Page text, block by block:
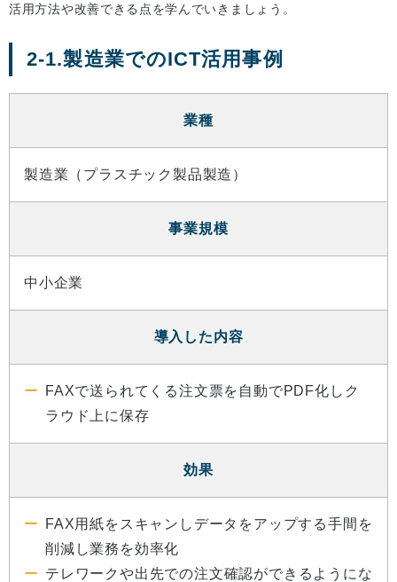
活用方法や改善できる点を学んでいきましょう。
2-1.製造業でのICT活用事例
業種
製造業（プラスチック製品製造）
事業規模
中小企業
導入した内容
FAXで送られてくる注文票を自動でPDF化しク
ラウド上に保存
効果
FAX用紙をスキャンしデータをアップする手間を
削減し業務を効率化
テレワークや出先での注文確認ができるようにな